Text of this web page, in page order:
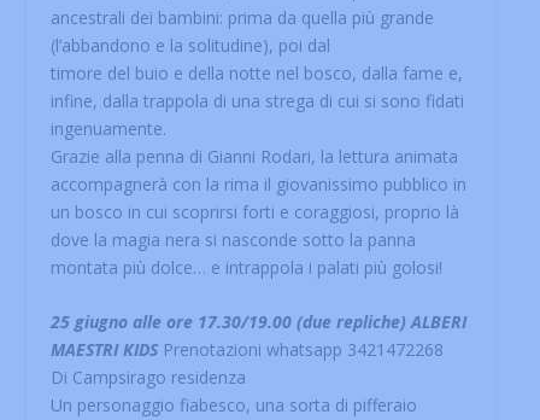
ancestrali dei bambini: prima da quella più grande
(l’abbandono e la solitudine), poi dal
timore del buio e della notte nel bosco, dalla fame e,
infine, dalla trappola di una strega di cui si sono fidati
ingenuamente.
Grazie alla penna di Gianni Rodari, la lettura animata
accompagnerà con la rima il giovanissimo pubblico in
un bosco in cui scoprirsi forti e coraggiosi, proprio là
dove la magia nera si nasconde sotto la panna
montata più dolce… e intrappola i palati più golosi!
25 giugno alle ore 17.30/19.00 (due repliche) ALBERI
MAESTRI KIDSPrenotazioni whatsapp 3421472268
Di Campsirago residenza
Un personaggio fiabesco, una sorta di pifferaio